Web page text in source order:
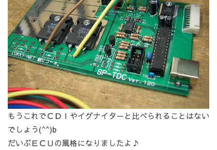
もうこれでＣＤＩやイグナイターと比べられることはない
でしょう(^^)b
だいぶＥＣＵの風格になりましたよ♪